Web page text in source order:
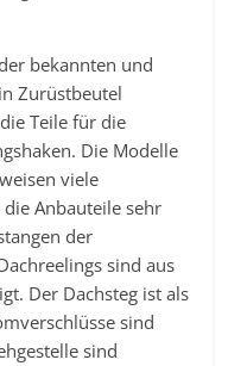
bekannten und
Zurüstbeutel
Teile für die
Die Modelle
viele
Anbauteile sehr
der
sind aus
Der Dachsteg ist als
sind
sind